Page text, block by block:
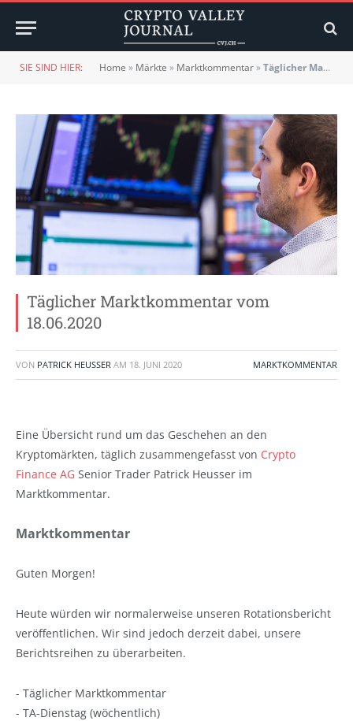
SIE SIND HIER: Home » Märkte » Marktkommentar»Täglicher Marktkommentar vom 18.06.2020
Täglicher Marktkommentar vom
18.06.2020
VON PATRICK HEUSSER AM 18. JUNI 2020 MARKTKOMMENTAR
Eine Übersicht rund um das Geschehen an den
Kryptomärkten, täglich zusammengefasst von Crypto
Finance AG Senior Trader Patrick Heusser im
Marktkommentar.
Marktkommentar
Guten Morgen!
Heute würden wir normalerweise unseren Rotationsbericht
veröffentlichen. Wir sind jedoch derzeit dabei, unsere
Berichtsreihen zu überarbeiten.
- Täglicher Marktkommentar
- TA-Dienstag (wöchentlich)